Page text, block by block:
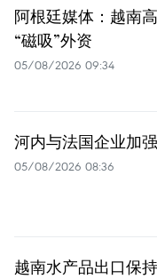
阿根廷媒体：越南
“磁吸”外资
05/08/2026 09:34
河内与法国企业加
05/08/2026 08:36
越南水产品出口保